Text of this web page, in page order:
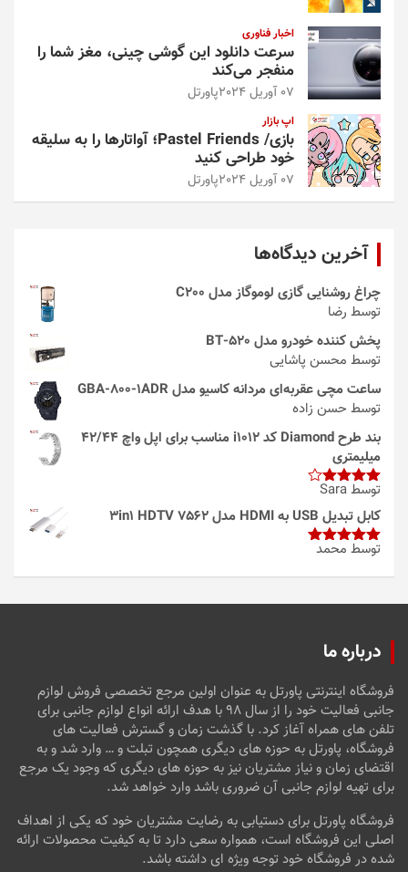
اخبار فناوری
سرعت دانلود این گوشی چینی، مغز شما را
منفجر می‌کند
07 آوریل 2024 پاورتل
اپ بازار
بازی/ Pastel Friends؛ آواتارها را به سلیقه
خود طراحی کنید
07 آوریل 2024 پاورتل
آخرین دیدگاه‌ها
چراغ روشنایی گازی لوموگاز مدل C200
توسط رضا
پخش کننده خودرو مدل 520-BT
توسط محسن پاشایی
ساعت مچی عقربه‌ای مردانه کاسیو مدل GBA-800-1ADR
توسط حسن زاده
بند طرح Diamond کد i1012 مناسب برای اپل واچ 42/44
میلیمتری
امتیاز4
از 5
توسط Sara
کابل تبدیل USB به HDMI مدل 3in1 HDTV 7562
امتیاز5از
توسط محمد
درباره ما
فروشگاه اینترنتی پاورتل به عنوان اولین مرجع تخصصی فروش لوازم
جانبی فعالیت خود را از سال ۹۸ با هدف ارائه انواع لوازم جانبی برای
تلفن های همراه آغاز کرد. با گذشت زمان و گسترش فعالیت های
فروشگاه، پاورتل به حوزه های دیگری همچون تبلت و … وارد شد و به
اقتضای زمان و نیاز مشتریان نیز به حوزه های دیگری که وجود یک مرجع
برای تهیه لوازم جانبی آن ضروری باشد وارد خواهد شد.
فروشگاه پاورتل برای دستیابی به رضایت مشتریان خود که یکی از اهداف
اصلی این فروشگاه است، همواره سعی دارد تا به کیفیت محصولات ارائه
شده در فروشگاه خود توجه ویژه ای داشته باشد.